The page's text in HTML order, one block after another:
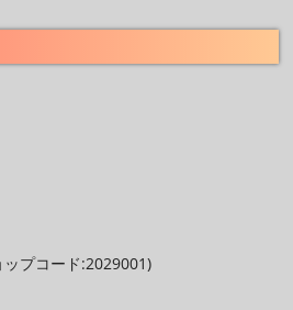
プコード:2029001)